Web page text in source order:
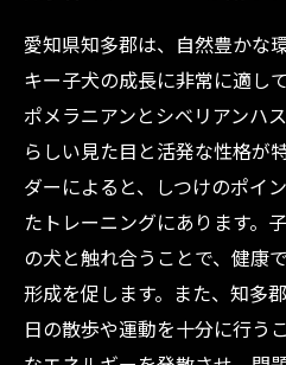
愛知県知多郡は、自然豊かな
キー子犬の成長に非常に適し
ポメラニアンとシベリアンハ
らしい見た目と活発な性格が
ダーによると、しつけのポイ
たトレーニングにあります。
の犬と触れ合うことで、健康
形成を促します。また、知多
日の散歩や運動を十分に行う